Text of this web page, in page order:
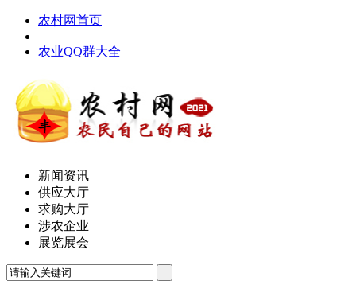
农村网首页
农业QQ群大全
新闻资讯
供应大厅
求购大厅
涉农企业
展览展会